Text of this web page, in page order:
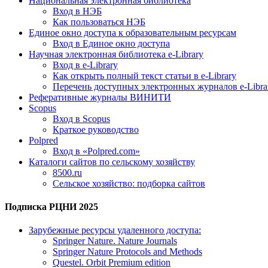
Вход в НЭБ
Как пользоваться НЭБ
Единое окно доступа к образовательным ресурсам
Вход в Единое окно доступа
Научная электронная библиотека e-Library
Вход в e-Library
Как открыть полный текст статьи в e-Library
Перечень доступных электронных журналов e-
Реферативные журналы ВИНИТИ
Scopus
Вход в Scopus
Краткое руководство
Polpred
Вход в «Polpred.com»
Каталоги сайтов по сельскому хозяйству
8500.ru
Сельское хозяйство: подборка сайтов
Подписка РЦНИ 2025
Зарубежные ресурсы удаленного доступа:
Springer Nature. Nature Journals
Springer Nature Protocols and Methods
Questel. Orbit Premium edition